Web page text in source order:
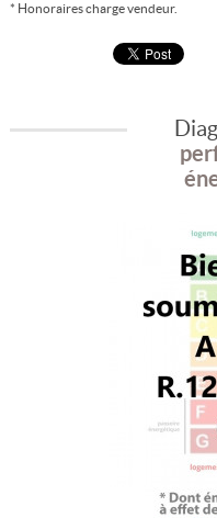
* Honoraires charge vendeur.